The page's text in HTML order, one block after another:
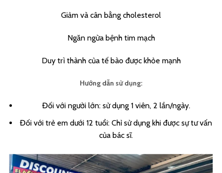
Giảm và cân bằng cholesterol
Ngăn ngừa bệnh tim mạch
Duy trì thành của tế bào được khỏe mạnh
Hướng dẫn sử dụng:
Đối với người lớn: sử dụng 1 viên, 2 lần/ngày.
Đối với trẻ em dưới 12 tuổi: Chỉ sử dụng khi được sự tư vấn
của bác sĩ.